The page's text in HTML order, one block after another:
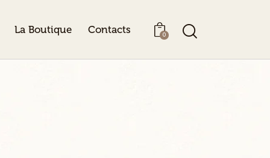
La Boutique Contacts 0